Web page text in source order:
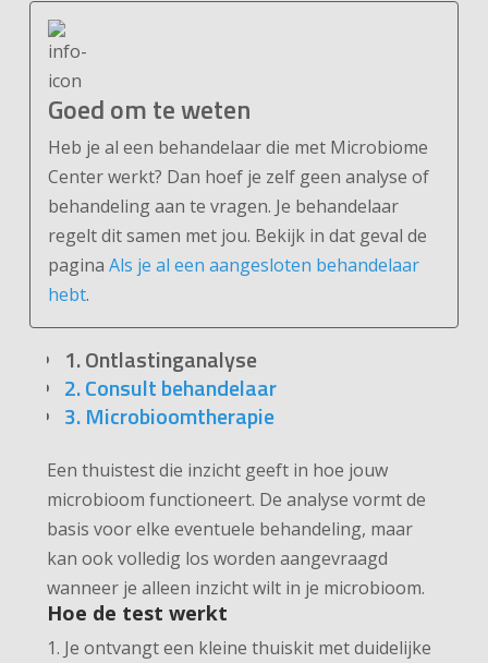
Goed om te weten
Heb je al een behandelaar die met Microbiome
Center werkt? Dan hoef je zelf geen analyse of
behandeling aan te vragen. Je behandelaar
regelt dit samen met jou. Bekijk in dat geval de
pagina Als je al een aangesloten behandelaar
hebt.
1. Ontlastinganalyse
2. Consult behandelaar
3. Microbioomtherapie
Een thuistest die inzicht geeft in hoe jouw
microbioom functioneert. De analyse vormt de
basis voor elke eventuele behandeling, maar
kan ook volledig los worden aangevraagd
wanneer je alleen inzicht wilt in je microbioom.
Hoe de test werkt
Je ontvangt een kleine thuiskit met duidelijke